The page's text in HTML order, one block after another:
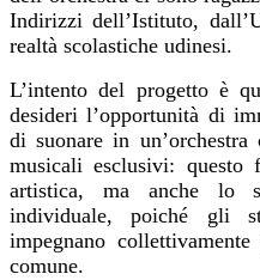
Indirizzi dell’Istituto,
realtà scolastiche udinesi.
L’intento del progetto è
desideri l’opportunità di
di suonare in un’orchestra
musicali esclusivi: questo
artistica, ma anche lo
individuale, poiché gli
impegnano
comune.